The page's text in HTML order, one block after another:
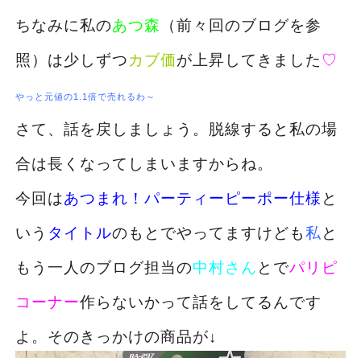
ちなみに私のあつ森 （前々回のブログを参
照）は少しずつカブ価が上昇してきました ♡
やっと元値の1.1倍で売れるわ～
さて、話を戻しましょう。脱線すると私の場
合は長くなってしまいますからね。
今回はあつまれ！パーティーピーポー仕様 と
いう タイトルのもとでやってますけども私 と
もう一人のブログ担当の中村さん とでパリピ
コーナー作らないかって話をしてるんです
よ。そのきっかけの商品が↓